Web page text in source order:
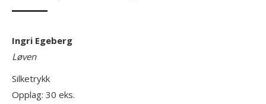
Ingri Egeberg
Løven
Silketrykk
Opplag: 30 eks.